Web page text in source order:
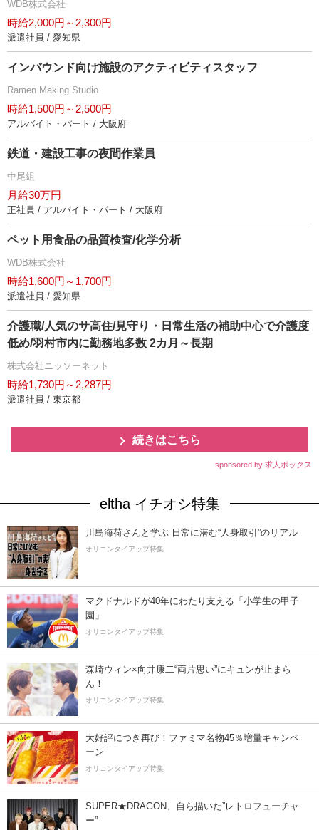
WDB株式会社
時給2,000円～2,300円
派遣社員 / 愛知県
インバウンド向け施設のアクティビティスタッフ
Ramen Making Studio
時給1,500円～2,500円
アルバイト・パート / 大阪府
鉄道・建設工事の夜間作業員
中尾組
月給30万円
正社員 / アルバイト・パート / 大阪府
ペット用食品の品質検査/化学分析
WDB株式会社
時給1,600円～1,700円
派遣社員 / 愛知県
介護職/人気のサ高住/見守り・日常生活の補助中心で介護度
低め/羽村市内に勤務地多数 2カ月～長期
株式会社ニッソーネット
時給1,730円～2,287円
派遣社員 / 東京都
続きはこちら
sponsored by 求人ボックス
eltha イチオシ特集
川島海荷さんと学ぶ 日常に潜む“人身取引”のリアル
オリコンタイアップ特集
マクドナルドが40年にわたり支える「小学生の甲子
園」
オリコンタイアップ特集
森崎ウィン×向井康二“両片思い”にキュンが止まら
ん！
オリコンタイアップ特集
大好評につき再び！ファミマ名物45％増量キャンペ
ーン
オリコンタイアップ特集
SUPER★DRAGON、自ら描いた”レトロフューチャ
ー”